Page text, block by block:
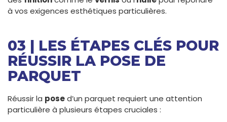
à vos exigences esthétiques particulières.
03 | LES ÉTAPES CLÉS POUR
RÉUSSIR LA POSE DE
PARQUET
Réussir la posed’un parquet requiert une attention
particulière à plusieurs étapes cruciales :